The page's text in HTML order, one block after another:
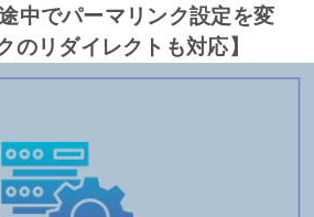
中でパーマリンク設定を変
のリダイレクトも対応】